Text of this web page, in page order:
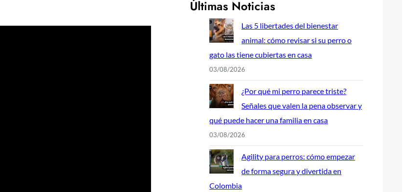
Últimas Noticias
Las 5 libertades del bienestar
animal: cómo revisar si su perro o
gato las tiene cubiertas en casa
03/08/2026
¿Por qué mi perro parece triste?
Señales que valen la pena observar y
qué puede hacer una familia en casa
03/08/2026
Agility para perros: cómo empezar
de forma segura y divertida en
Colombia